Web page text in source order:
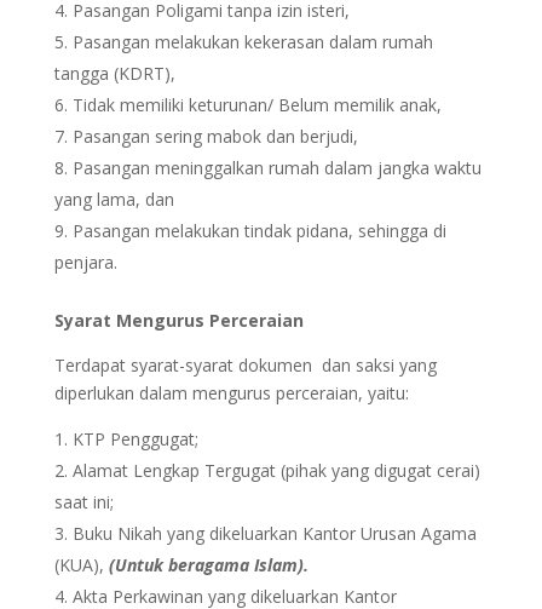
Pasangan Poligami tanpa izin isteri,
Pasangan melakukan kekerasan dalam rumah
tangga (KDRT),
Tidak memiliki keturunan/ Belum memilik anak,
Pasangan sering mabok dan berjudi,
Pasangan meninggalkan rumah dalam jangka waktu
yang lama, dan
Pasangan melakukan tindak pidana, sehingga di
penjara.
Syarat Mengurus Perceraian
Terdapat syarat-syarat dokumen dan saksi yang
diperlukan dalam mengurus perceraian, yaitu:
KTP Penggugat;
Alamat Lengkap Tergugat (pihak yang digugat cerai)
saat ini;
Buku Nikah yang dikeluarkan Kantor Urusan Agama
(KUA), (Untuk beragama Islam).
Akta Perkawinan yang dikeluarkan Kantor